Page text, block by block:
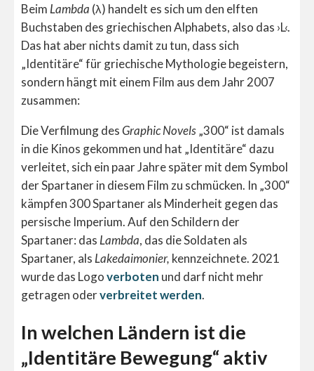
Beim Lambda (λ) handelt es sich um den elften
Buchstaben des griechischen Alphabets, also das ›L‹.
Das hat aber nichts damit zu tun, dass sich
„Identitäre“ für griechische Mythologie begeistern,
sondern hängt mit einem Film aus dem Jahr 2007
zusammen:
Die Verfilmung desGraphic Novels„300“ ist damals
in die Kinos gekommen und hat „Identitäre“ dazu
verleitet, sich ein paar Jahre später mit dem Symbol
der Spartaner in diesem Film zu schmücken. In „300“
kämpfen 300 Spartaner als Minderheit gegen das
persische Imperium. Auf den Schildern der
Spartaner: das Lambda, das die Soldaten als
Spartaner, als Lakedaimonier, kennzeichnete. 2021
wurde das Logoverboten und darf nicht mehr
getragen oderverbreitet werden.
In welchen Ländern ist die
„Identitäre Bewegung“ aktiv